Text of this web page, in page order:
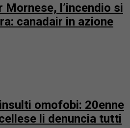
Mornese, l’incendio si
canadair in azione
omofobi: 20enne
li denuncia tutti